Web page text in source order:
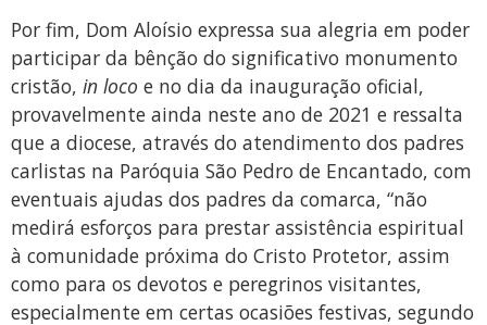
Por fim, Dom Aloísio expressa sua alegria em poder
participar da bênção do significativo monumento
cristão, in loco e no dia da inauguração oficial,
provavelmente ainda neste ano de 2021 e ressalta
que a diocese, através do atendimento dos padres
carlistas na Paróquia São Pedro de Encantado, com
eventuais ajudas dos padres da comarca, “não
medirá esforços para prestar assistência espiritual
à comunidade próxima do Cristo Protetor, assim
como para os devotos e peregrinos visitantes,
especialmente em certas ocasiões festivas, segundo